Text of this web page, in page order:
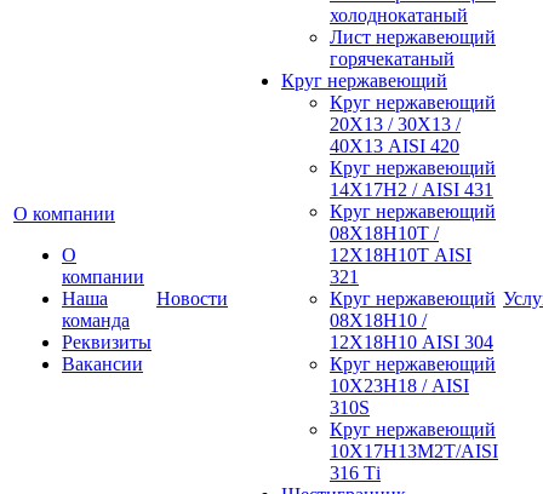
О компании
О
компании
Наша
команда
Реквизиты
Вакансии
Новости
холоднокатаный
Лист нержавеющий
горячекатаный
Круг нержавеющий
Круг нержавеющий
20Х13 / 30Х13 /
40Х13 AISI 420
Круг нержавеющий
14Х17Н2 / AISI 431
Круг нержавеющий
08Х18Н10Т /
12Х18Н10Т AISI
321
Круг нержавеющий
08Х18Н10 /
12Х18Н10 AISI 304
Круг нержавеющий
10Х23Н18 / AISI
310S
Круг нержавеющий
10Х17Н13М2Т/AISI
316 Тi